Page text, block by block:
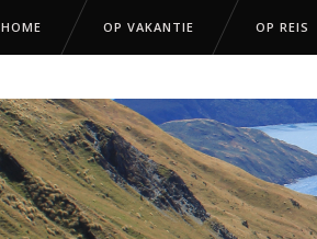
HOME OP VAKANTIE OP REIS